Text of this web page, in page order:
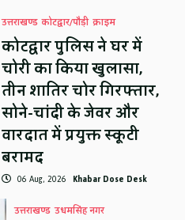
उत्तराखण्ड कोटद्वार/पौड़ी क्राइम
कोटद्वार पुलिस ने घर में
चोरी का किया खुलासा,
तीन शातिर चोर गिरफ्तार,
सोने-चांदी के जेवर और
वारदात में प्रयुक्त स्कूटी
बरामद
06 Aug, 2026 Khabar Dose Desk
उत्तराखण्ड उधमसिंह नगर